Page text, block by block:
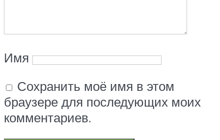
Имя
Сохранить моё имя в этом
браузере для последующих моих
комментариев.